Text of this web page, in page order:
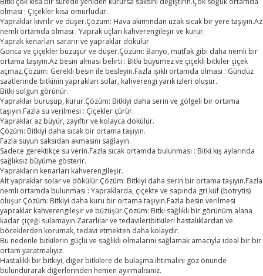
olması : Çiçekler kısa ömürlüdür.
Yapraklar kıvrılır ve düşer.Çözüm: Hava akımından uzak sıcak bir yere taşıyın.Az
nemli ortamda olması : Yaprak uçları kahverengileşir ve kurur.
Yaprak kenarları sararır ve yapraklar dökülür.
Gonca ve çiçekler büzüşür ve düşer.Çözüm: Banyo, mutfak gibi daha nemli bir
ortama taşıyın.Az besin alması belirti : Bitki büyümez ve çiçekli bitkiler çiçek
açmaz.Çözüm: Gerekli besin ile besleyin.Fazla ışıklı ortamda olması : Gündüz
saatlerinde bitkinin yaprakları solar, kahverengi yarık izleri oluşur.
Bitki solgun görünür.
Yapraklar buruşup, kurur.Çözüm: Bitkiyi daha serin ve gölgeli bir ortama
taşıyın.Fazla su verilmesi : Çiçekler çürür.
Yapraklar az büyür, zayıftır ve kolayca dökülür.
Çözüm: Bitkiyi daha sıcak bir ortama taşıyın.
Fazla suyun saksıdan akmasını sağlayın.
Sadece gerektikçe su verin.Fazla sıcak ortamda bulunması : Bitki kış aylarında
sağlıksız büyüme gösterir.
Yaprakların kenarları kahverengileşir.
Alt yapraklar solar ve dökülür.Çözüm: Bitkiyi daha serin bir ortama taşıyın.Fazla
nemli ortamda bulunması : Yapraklarda, çiçekte ve sapında gri küf (botrytis)
oluşur.Çözüm: Bitkiyi daha kuru bir ortama taşıyın.Fazla besin verilmesi
yapraklar kahverengileşir ve büzüşür.Çözüm: Bitki sağlıklı bir görünüm alana
kadar çiçeği sulamayın.Zararlılar ve tedavileribitkileri hastalıklardan ve
böceklerden korumak, tedavi etmekten daha kolaydır.
Bu nedenle bitkilerin güçlü ve sağlıklı olmalarını sağlamak amacıyla ideal bir bir
ortam yaratmalıyız.
Hastalıklı bir bitkiyi, diğer bitkilere de bulaşma ihtimalini göz önünde
bulundurarak diğerlerinden hemen ayırmalısınız.